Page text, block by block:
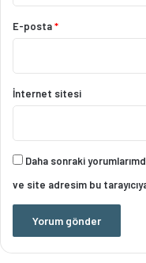
E-posta*
İnternet sitesi
Daha sonraki
ve site adresim bu